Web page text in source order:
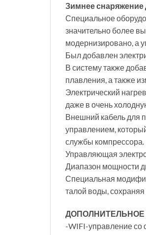
Зимнее снаряжение
Специальное
значительно более
модернизировано, а
Был добавлен
В систему также
плавления, а также
Электрический
даже в очень
Внешний кабель для
управлением,
службы компрессора.
Управляющая
Диапазон мощности
Специальная
талой воды, сохраняя
ДОПОЛНИТЕЛЬНОЕ
-WIFI-управление со